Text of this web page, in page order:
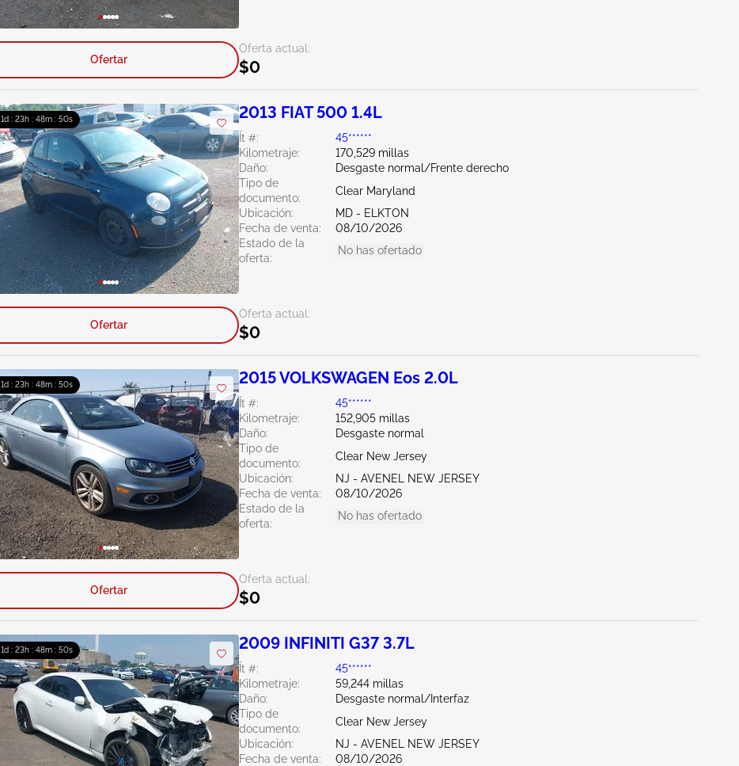
Oferta actual:
$0
Ofertar
1d : 23h : 48m : 49s 2013 FIAT 500 1.4L
Ít #:
45******
Kilometraje:
170,529 millas
Daño:
Desgaste normal/Frente derecho
Tipo de
documento:
Clear Maryland
Ubicación:
MD - ELKTON
Fecha de venta:
08/10/2026
Estado de la
oferta:
No has ofertado
Oferta actual:
$0
Ofertar
1d : 23h : 48m : 49s 2015 VOLKSWAGEN Eos 2.0L
Ít #:
45******
Kilometraje:
152,905 millas
Daño:
Desgaste normal
Tipo de
documento:
Clear New Jersey
Ubicación:
NJ - AVENEL NEW JERSEY
Fecha de venta:
08/10/2026
Estado de la
oferta:
No has ofertado
Oferta actual:
$0
Ofertar
1d : 23h : 48m : 49s 2009 INFINITI G37 3.7L
Ít #:
45******
Kilometraje:
59,244 millas
Daño:
Desgaste normal/Interfaz
Tipo de
documento:
Clear New Jersey
Ubicación:
NJ - AVENEL NEW JERSEY
Fecha de venta:
08/10/2026